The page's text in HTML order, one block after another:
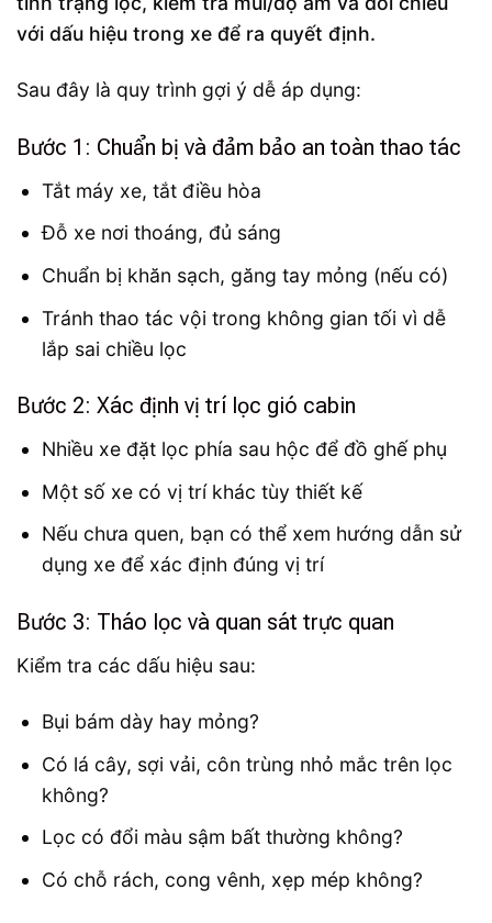
với dấu hiệu trong xe để ra quyết định.
Sau đây là quy trình gợi ý dễ áp dụng:
Bước 1: Chuẩn bị và đảm bảo an toàn thao tác
Tắt máy xe, tắt điều hòa
Đỗ xe nơi thoáng, đủ sáng
Chuẩn bị khăn sạch, găng tay mỏng (nếu có)
Tránh thao tác vội trong không gian tối vì dễ
lắp sai chiều lọc
Bước 2: Xác định vị trí lọc gió cabin
Nhiều xe đặt lọc phía sau hộc để đồ ghế phụ
Một số xe có vị trí khác tùy thiết kế
Nếu chưa quen, bạn có thể xem hướng dẫn sử
dụng xe để xác định đúng vị trí
Bước 3: Tháo lọc và quan sát trực quan
Kiểm tra các dấu hiệu sau:
Bụi bám dày hay mỏng?
Có lá cây, sợi vải, côn trùng nhỏ mắc trên lọc
không?
Lọc có đổi màu sậm bất thường không?
Có chỗ rách, cong vênh, xẹp mép không?